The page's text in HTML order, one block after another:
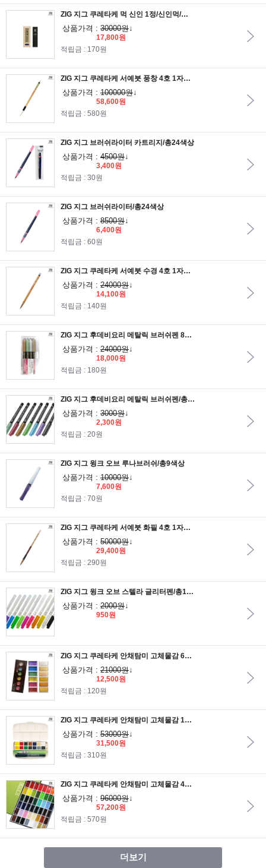
ZIG 지그 쿠레타케 먹 신인 1정/신인먹/쿠레타케먹/지그먹/서예먹
상품가격 : 30000원↓
17,800원
적립금 : 170원
ZIG 지그 쿠레타케 서예붓 풍창 4호 1자루/지그서예붓
상품가격 : 100000원↓
58,600원
적립금 : 580원
ZIG 지그 브러쉬라이터 카트리지/총24색상
상품가격 : 4500원↓
3,400원
적립금 : 30원
ZIG 지그 브러쉬라이터/총24색상
상품가격 : 8500원↓
6,400원
적립금 : 60원
ZIG 지그 쿠레타케 서예붓 수경 4호 1자루/지그서예붓
상품가격 : 24000원↓
14,100원
적립금 : 140원
ZIG 지그 후데비요리 메탈릭 브러쉬펜 8색세트
상품가격 : 24000원↓
18,000원
적립금 : 180원
ZIG 지그 후데비요리 메탈릭 브러쉬펜/총9색상/FUDEBIYORI
상품가격 : 3000원↓
2,300원
적립금 : 20원
ZIG 지그 윙크 오브 루나브러쉬/총9색상
상품가격 : 10000원↓
7,600원
적립금 : 70원
ZIG 지그 쿠레타케 서예붓 화필 4호 1자루/지그서예붓
상품가격 : 50000원↓
29,400원
적립금 : 290원
ZIG 지그 윙크 오브 스텔라 글리터펜/총15색
상품가격 : 2000원↓
950원
ZIG 지그 쿠레타케 안채탐미 고체물감 6색세트/동양화물감
상품가격 : 21000원↓
12,500원
적립금 : 120원
ZIG 지그 쿠레타케 안채탐미 고체물감 14색세트/미니 워터브러쉬+망가카/동양화물감
상품가격 : 53000원↓
31,500원
적립금 : 310원
ZIG 지그 쿠레타케 안채탐미 고체물감 48색세트/동양화물감
상품가격 : 96000원↓
57,200원
적립금 : 570원
더보기